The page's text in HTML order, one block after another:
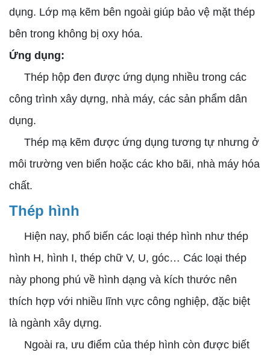
dụng. Lớp mạ kẽm bên ngoài giúp bảo vệ mặt thép
bên trong không bị oxy hóa.
Ứng dụng:
Thép hộp đen được ứng dụng nhiều trong các
công trình xây dựng, nhà máy, các sản phẩm dân
dụng.
Thép mạ kẽm được ứng dụng tương tự nhưng ở
môi trường ven biển hoặc các kho bãi, nhà máy hóa
chất.
Thép hình
Hiện nay, phổ biến các loại thép hình như thép
hình H, hình I, thép chữ V, U, góc… Các loại thép
này phong phú về hình dạng và kích thước nên
thích hợp với nhiều lĩnh vực công nghiệp, đặc biệt
là ngành xây dựng.
Ngoài ra, ưu điểm của thép hình còn được biết